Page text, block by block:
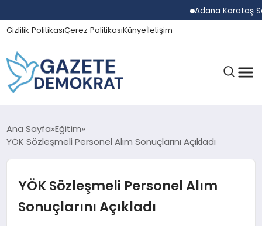
Adana Karataş
Gizlilik PolitikasıÇerez PolitikasıKünyeİletişim
GÜNDEM
SPOR
Ana Sayfa Eğitim
YÖK Sözleşmeli Personel Alım Sonuçlarını Açıkladı
YÖK Sözleşmeli Personel Alım
Sonuçlarını Açıkladı